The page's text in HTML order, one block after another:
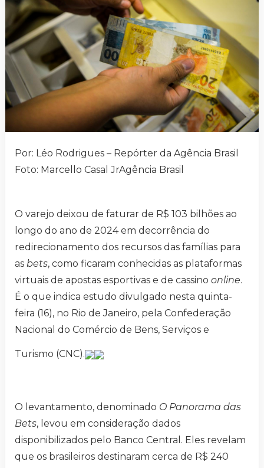
Por: Léo Rodrigues – Repórter da Agência Brasil
Foto: Marcello Casal JrAgência Brasil
O varejo deixou de faturar de R$ 103 bilhões ao
longo do ano de 2024 em decorrência do
redirecionamento dos recursos das famílias para
as bets, como ficaram conhecidas as plataformas
virtuais de apostas esportivas e de cassino online.
É o que indica estudo divulgado nesta quinta-
feira (16), no Rio de Janeiro, pela Confederação
Nacional do Comércio de Bens, Serviços e
Turismo (CNC).
O levantamento, denominado O Panorama das
Bets, levou em consideração dados
disponibilizados pelo Banco Central. Eles revelam
que os brasileiros destinaram cerca de R$ 240